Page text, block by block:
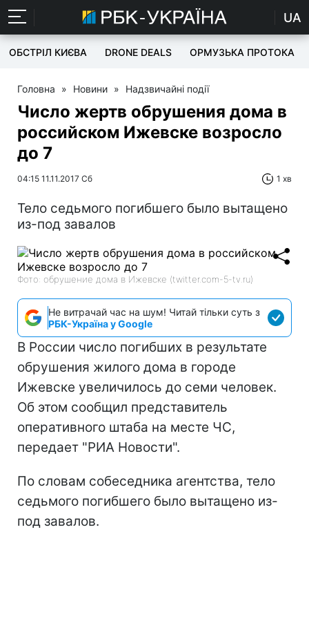
UA
ОБСТРІЛ КИЄВА DRONE DEALS ОРМУЗЬКА ПРОТОКА
Головна » Новини » Надзвичайні події
Число жертв обрушения дома в
российском Ижевске возросло
до 7
04:15 11.11.2017 Сб 1 хв
Тело седьмого погибшего было вытащено
из-под завалов
Фото: обрушение дома в Ижевске (twitter.com-5-tv.ru)
Не витрачай час на шум! Читай тільки суть з
РБК-Україна у Google
В России число погибших в результате
обрушения жилого дома в городе
Ижевске увеличилось до семи человек.
Об этом сообщил представитель
оперативного штаба на месте ЧС,
передает "РИА Новости".
По словам собеседника агентства, тело
седьмого погибшего было вытащено из-
под завалов.